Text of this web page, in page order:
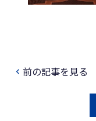
navigate_before前の記事を見る